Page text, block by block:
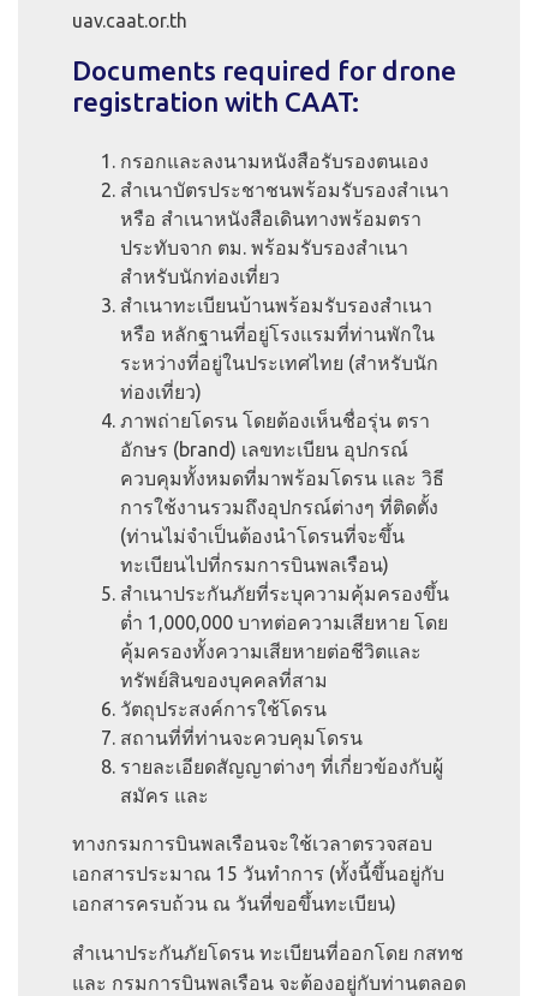
uav.caat.or.th
Documents required for drone
registration with CAAT:
กรอกและลงนามหนังสือรับรองตนเอง
สำเนาบัตรประชาชนพร้อมรับรองสำเนา
หรือ สำเนาหนังสือเดินทางพร้อมตรา
ประทับจาก ตม. พร้อมรับรองสำเนา
สำหรับนักท่องเที่ยว
สำเนาทะเบียนบ้านพร้อมรับรองสำเนา
หรือ หลักฐานที่อยู่โรงแรมที่ท่านพักใน
ระหว่างที่อยู่ในประเทศไทย (สำหรับนัก
ท่องเที่ยว)
ภาพถ่ายโดรน โดยต้องเห็นชื่อรุ่น ตรา
อักษร (brand) เลขทะเบียน อุปกรณ์
ควบคุมทั้งหมดที่มาพร้อมโดรน และ วิธี
การใช้งานรวมถึงอุปกรณ์ต่างๆ ที่ติดตั้ง
(ท่านไม่จำเป็นต้องนำโดรนที่จะขึ้น
ทะเบียนไปที่กรมการบินพลเรือน)
สำเนาประกันภัยที่ระบุความคุ้มครองขึ้น
ต่ำ 1,000,000 บาทต่อความเสียหาย โดย
คุ้มครองทั้งความเสียหายต่อชีวิตและ
ทรัพย์สินของบุคคลที่สาม
วัตถุประสงค์การใช้โดรน
สถานที่ที่ท่านจะควบคุมโดรน
รายละเอียดสัญญาต่างๆ ที่เกี่ยวข้องกับผู้
สมัคร และ
ทางกรมการบินพลเรือนจะใช้เวลาตรวจสอบ
เอกสารประมาณ 15 วันทำการ (ทั้งนี้ขึ้นอยู่กับ
เอกสารครบถ้วน ณ วันที่ขอขึ้นทะเบียน)
สำเนาประกันภัยโดรน ทะเบียนที่ออกโดย กสทช
และ กรมการบินพลเรือน จะต้องอยู่กับท่านตลอด